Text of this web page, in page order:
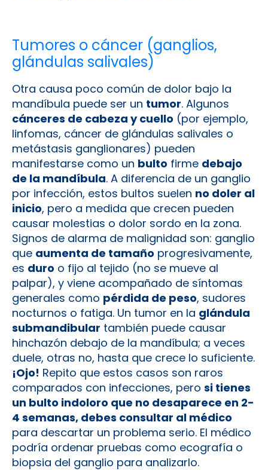
Tumores o cáncer (ganglios,
glándulas salivales)
Otra causa poco común de dolor bajo la
mandíbula puede ser un tumor. Algunos
cánceres de cabeza y cuello (por ejemplo,
linfomas, cáncer de glándulas salivales o
metástasis ganglionares) pueden
manifestarse como un bulto firme debajo
de la mandíbula. A diferencia de un ganglio
por infección, estos bultos suelen no doler al
inicio, pero a medida que crecen pueden
causar molestias o dolor sordo en la zona.
Signos de alarma de malignidad son: ganglio
que aumenta de tamaño progresivamente,
es duro o fijo al tejido (no se mueve al
palpar), y viene acompañado de síntomas
generales como pérdida de peso, sudores
nocturnos o fatiga. Un tumor en la glándula
submandibular también puede causar
hinchazón debajo de la mandíbula; a veces
duele, otras no, hasta que crece lo suficiente.
¡Ojo! Repito que estos casos son raros
comparados con infecciones, pero si tienes
un bulto indoloro que no desaparece en 2-
4 semanas, debes consultar al médico
para descartar un problema serio. El médico
podría ordenar pruebas como ecografía o
biopsia del ganglio para analizarlo.